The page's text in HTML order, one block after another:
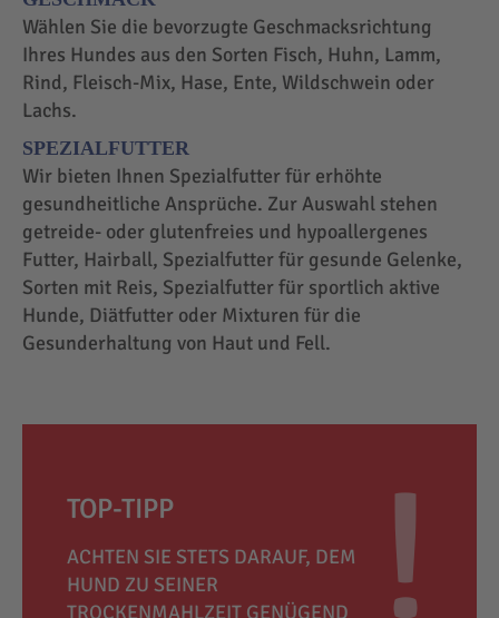
Wählen Sie die bevorzugte Geschmacksrichtung
Ihres Hundes aus den Sorten Fisch, Huhn, Lamm,
Rind, Fleisch-Mix, Hase, Ente, Wildschwein oder
Lachs.
SPEZIALFUTTER
Wir bieten Ihnen Spezialfutter für erhöhte
gesundheitliche Ansprüche. Zur Auswahl stehen
getreide- oder glutenfreies und hypoallergenes
Futter, Hairball, Spezialfutter für gesunde Gelenke,
Sorten mit Reis, Spezialfutter für sportlich aktive
Hunde, Diätfutter oder Mixturen für die
Gesunderhaltung von Haut und Fell.
TOP-TIPP
ACHTEN SIE STETS DARAUF, DEM
HUND ZU SEINER
TROCKENMAHLZEIT GENÜGEND